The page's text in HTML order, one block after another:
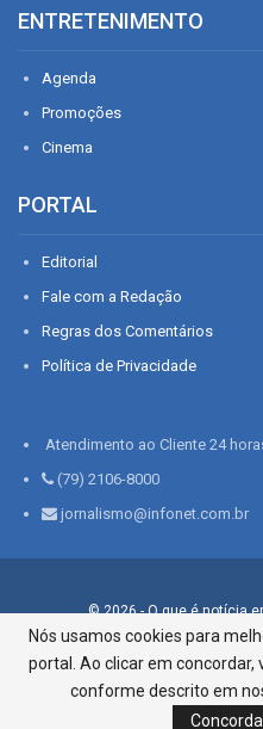
ENTRETENIMENTO
Agenda
Promoções
Cinema
PORTAL
Editorial
Fale com a Redação
Regras dos Comentários
Política de Privacidade
Atendimento ao Cliente 24
(79) 2106-8000
jornalismo@infonet.com.br
© 2026 - O que é notícia
Infonet - Rua Monsenhor
Aracaju-SE, CEP 49015-030,
Nós usamos cookies para
portal. Ao clicar em concordar,
conforme descrito em